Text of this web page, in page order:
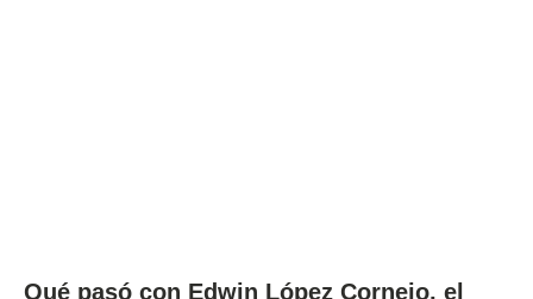
Qué pasó con Edwin López Cornejo, el